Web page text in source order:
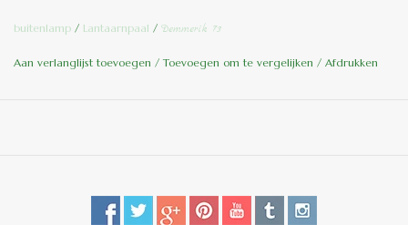
Paal :110 cm
Kap: 60 cm
daarna krijgen ze een anticorrosie laag. Als laatste wordt het
buitenlamp / Lantaarnpaal / Demmerik 73
Aan verlanglijst toevoegen / Toevoegen om te vergelijken / Afdrukken